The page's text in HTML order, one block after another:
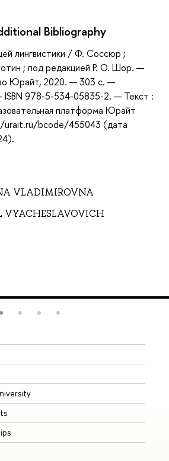
Bibliography
лингвистики / Ф. Соссюр ;
; под редакцией Р. О. Шор. —
Юрайт, 2020. — 303 с. —
978-5-534-05835-2. — Текст :
платформа Юрайт
bcode/455043 (дата
VLADIMIROVNA
VYACHESLAVOVICH